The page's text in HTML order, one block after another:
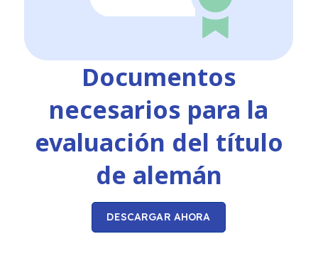
Documentos
necesarios para la
evaluación del título
de alemán
DESCARGAR AHORA